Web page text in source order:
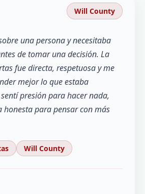
Will County
una persona y necesitaba
de tomar una decisión. La
fue directa, respetuosa y me
mejor lo que estaba
presión para hacer nada,
honesta para pensar con más
Will County